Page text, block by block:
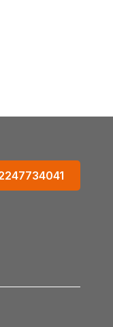
#Thalia_faydaları